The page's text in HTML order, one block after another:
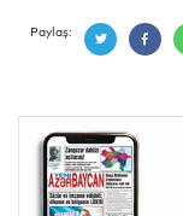
Paylaş: